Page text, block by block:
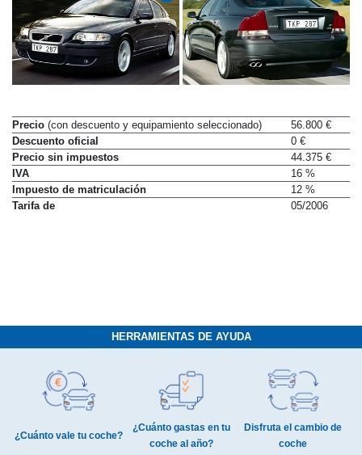
Precio (con descuento y equipamiento seleccionado)
56.800 €
Descuento oficial
0 €
Precio sin impuestos
44.375 €
IVA
16 %
Impuesto de matriculación
12 %
Tarifa de
05/2006
HERRAMIENTAS DE AYUDA
¿Cuánto vale tu coche?
¿Cuánto gastas en tu
coche al año?
Disfruta el cambio de
coche